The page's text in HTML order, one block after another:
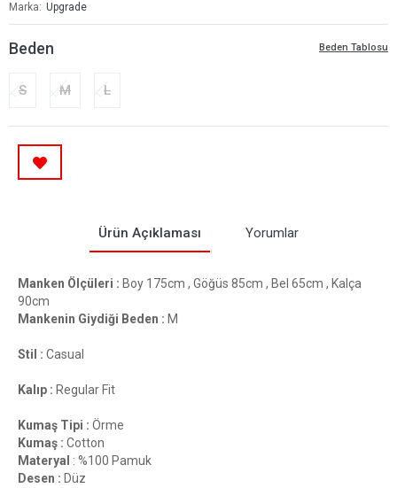
Marka
Upgrade
Beden Tablosu
Beden
S M L
Ürün Açıklaması Yorumlar
Manken Ölçüleri : Boy 175cm , Göğüs 85cm , Bel 65cm , Kalça
90cm
Mankenin Giydiği Beden : M
Stil : Casual
Kalıp : Regular Fit
Kumaş Tipi : Örme
Kumaş : Cotton
Materyal : %100 Pamuk
Desen : Düz